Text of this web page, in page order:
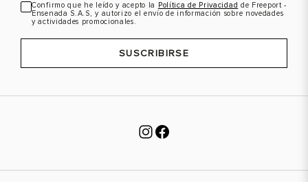
Confirmo que he leído y acepto la Política de Privacidad de Freeport -
Ensenada S.A.S, y autorizo el envío de información sobre novedades
y actividades promocionales.
SUSCRIBIRSE